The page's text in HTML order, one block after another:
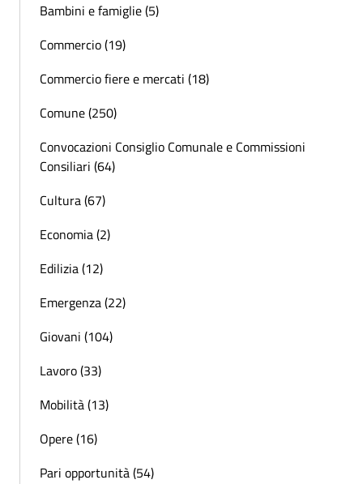
Bambini e famiglie (5)
Commercio (19)
Commercio fiere e mercati (18)
Comune (250)
Convocazioni Consiglio Comunale e Commissioni
Consiliari (64)
Cultura (67)
Economia (2)
Edilizia (12)
Emergenza (22)
Giovani (104)
Lavoro (33)
Mobilità (13)
Opere (16)
Pari opportunità (54)